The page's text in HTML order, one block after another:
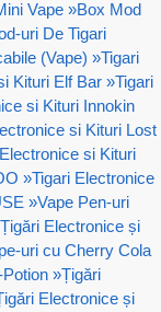
Vape »Box Mod
uri De Tigari
(Vape) »Tigari
Kituri Elf Bar »Tigari
si Kituri Innokin
si Kituri Lost
si Kituri
»Tigari Electronice
»Vape Pen-uri
Țigări Electronice și
uri cu Cherry Cola
»Țigări
Electronice și